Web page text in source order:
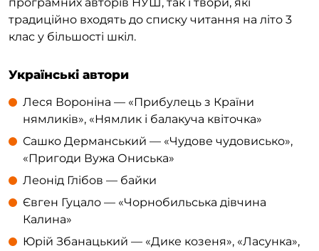
традиційно входять до списку читання на літо 3
клас у більшості шкіл.
Українські автори
Леся Вороніна — «Прибулець з Країни
нямликів», «Нямлик і балакуча квіточка»
Сашко Дерманський — «Чудове чудовисько»,
«Пригоди Вужа Ониська»
Леонід Глібов — байки
Євген Гуцало — «Чорнобильська дівчина
Калина»
Юрій Збанацький — «Дике козеня», «Ласунка»,